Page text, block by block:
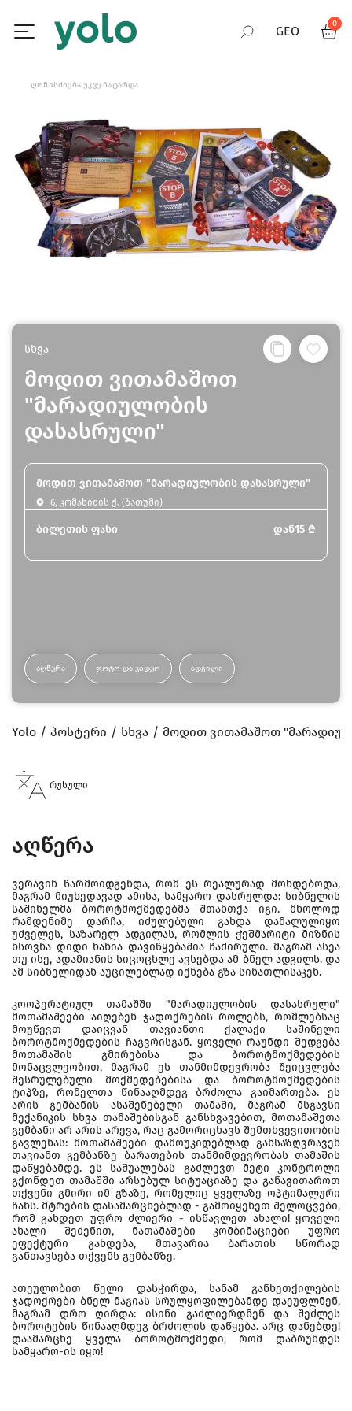
GEO
ENG
0
ᲦᲝᲜᲘᲡᲫᲘᲔᲑᲐ ᲣᲙᲕᲔ ᲩᲐᲢᲐᲠᲓᲐ
სხვა
მოდით ვითამაშოთ
"მარადიულობის
დასასრული"
მოდით ვითამაშოთ "მარადიულობის დასასრული"
6, კომახიძის ქ. (ბათუმი)
ბილეთის ფასი დან15 ₾
ᲐᲦᲬᲔᲠᲐ ᲤᲝᲢᲝ ᲓᲐ ᲕᲘᲓᲔᲝ ᲐᲓᲒᲘᲚᲘ
Yolo პოსტერი სხვა მოდით ვითამაშოთ
რუსული
აღწერა
ვერავინ წარმოიდგენდა, რომ ეს რეალურად მოხდებოდა,
მაგრამ მიუხედავად ამისა, სამყარო დასრულდა: სიბნელის
საშინელმა ბოროტმოქმედებმა შთანთქა იგი. მხოლოდ
რამდენიმე დარჩა, იძულებული გახდა დამალულიყო
უძველეს, საზარელ ადგილას, რომლის ჭეშმარიტი მიზნის
ხსოვნა დიდი ხანია დავიწყებაშია ჩაძირული. მაგრამ ასეა
თუ ისე, ადამიანის სიცოცხლე ავსებდა ამ ბნელ ადგილს. და
ამ სიბნელიდან აუცილებლად იქნება გზა სინათლისაკენ.
კოოპერატიულ თამაშში "მარადიულობის დასასრული"
მოთამაშეები აიღებენ ჯადოქრების როლებს, რომლებსაც
მოუწევთ დაიცვან თავიანთი ქალაქი საშინელი
ბოროტმოქმედების ჩაგვრისგან. ყოველი რაუნდი შედგება
მოთამაშის გმირებისა და ბოროტმოქმედების
მონაცვლეობით, მაგრამ ეს თანმიმდევრობა შეიცვლება
შესრულებული მოქმედებებისა და ბოროტმოქმედების
ტიპზე, რომელთა წინააღმდეგ ბრძოლა გაიმართება. ეს
არის გემბანის ასაშენებელი თამაში, მაგრამ მსგავსი
მექანიკის სხვა თამაშებისგან განსხვავებით, მოთამაშეთა
გემბანი არ არის არევა, რაც გამორიცხავს შემთხვევითობის
გავლენას: მოთამაშეები დამოუკიდებლად განსაზღვრავენ
თავიანთ გემბანზე ბარათების თანმიმდევრობას თამაშის
დაწყებამდე. ეს საშუალებას გაძლევთ მეტი კონტროლი
გქონდეთ თამაშში არსებულ სიტუაციაზე და განავითაროთ
თქვენი გმირი იმ გზაზე, რომელიც ყველაზე ოპტიმალური
ჩანს. მტრების დასამარცხებლად - გამოიყენეთ შელოცვები,
რომ გახდეთ უფრო ძლიერი - ისწავლეთ ახალი! ყოველი
ახალი შეძენით, ნათამაშები კომბინაციები უფრო
ეფექტური გახდება, მთავარია ბარათის სწორად
განთავსება თქვენს გემბანზე.
ათეულობით წელი დასჭირდა, სანამ განხეთქილების
ჯადოქრები ბნელ მაგიას სრულყოფილებამდე დაეუფლნენ,
მაგრამ დრო ღირდა: ისინი გაძლიერდნენ და შეძლეს
ბოროტების წინააღმდეგ ბრძოლის დაწყება. არც დანებდე!
დაამარცხე ყველა ბოროტმოქმედი, რომ დაბრუნდეს
სამყარო-ის იყო!